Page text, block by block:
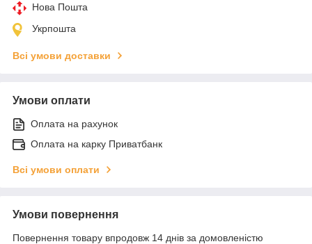
Нова Пошта
Укрпошта
Всі умови доставки
Умови оплати
Оплата на рахунок
Оплата на карку Приватбанк
Всі умови оплати
Умови повернення
Повернення товару впродовж 14 днів за домовленістю